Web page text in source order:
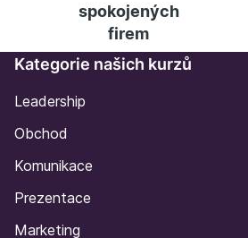
spokojených
firem
Kategorie našich kurzů
Leadership
Obchod
Komunikace
Prezentace
Marketing